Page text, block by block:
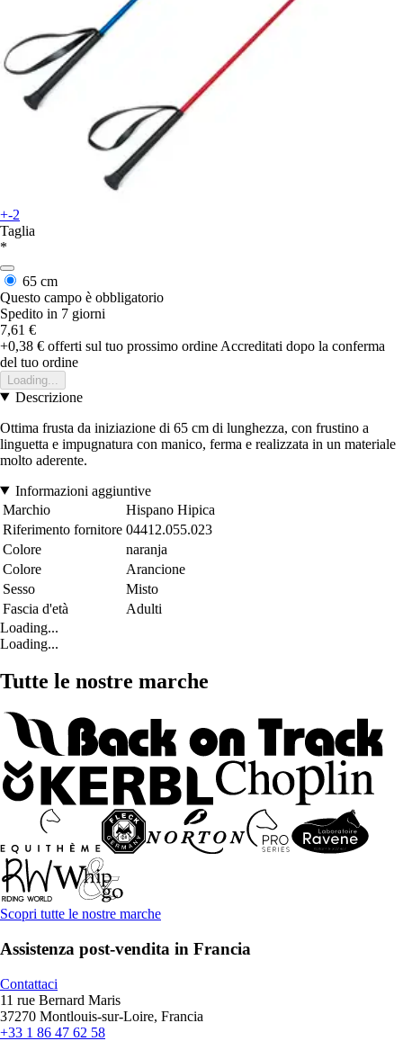
+-2
Taglia
*
65 cm
Questo campo è obbligatorio
Spedito in 7 giorni
7,61 €
+0,38 € offerti sul tuo prossimo ordine Accreditati dopo la conferma
del tuo ordine
Loading...
Descrizione
Ottima frusta da iniziazione di 65 cm di lunghezza, con frustino a
linguetta e impugnatura con manico, ferma e realizzata in un materiale
molto aderente.
Informazioni aggiuntive
Marchio
Hispano Hipica
Riferimento fornitore 04412.055.023
Colore
naranja
Colore
Arancione
Sesso
Misto
Fascia d'età
Adulti
Loading...
Loading...
Tutte le nostre marche
Scopri tutte le nostre marche
Assistenza post-vendita in Francia
Contattaci
11 rue Bernard Maris
37270 Montlouis-sur-Loire, Francia
+33 1 86 47 62 58